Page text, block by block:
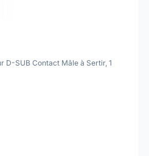
D-SUB Contact Mâle à Sertir, 1